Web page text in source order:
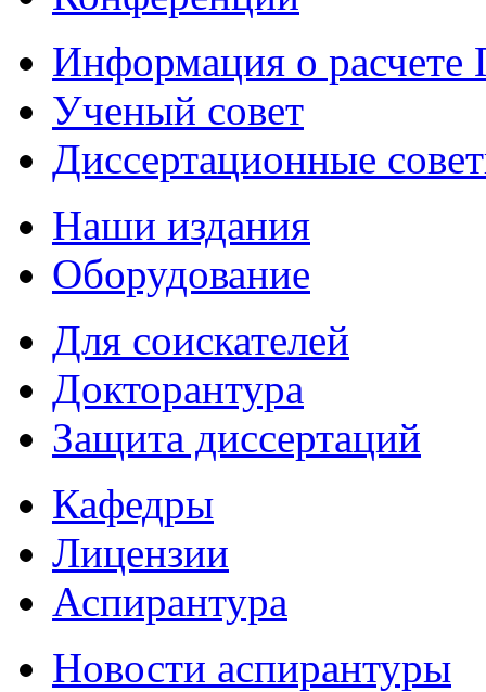
Информация о
Ученый совет
Диссертационные
Наши издания
Оборудование
Для соискателей
Докторантура
Защита диссертаций
Кафедры
Лицензии
Аспирантура
Новости аспирантуры